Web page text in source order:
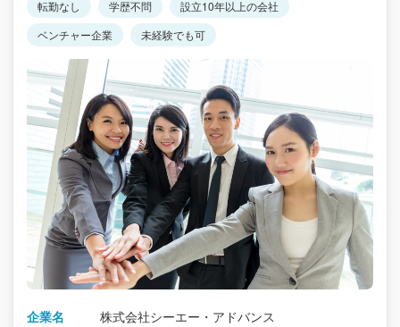
転勤なし
学歴不問
設立10年以上の会社
ベンチャー企業
未経験でも可
企業名
株式会社シーエー・アドバンス